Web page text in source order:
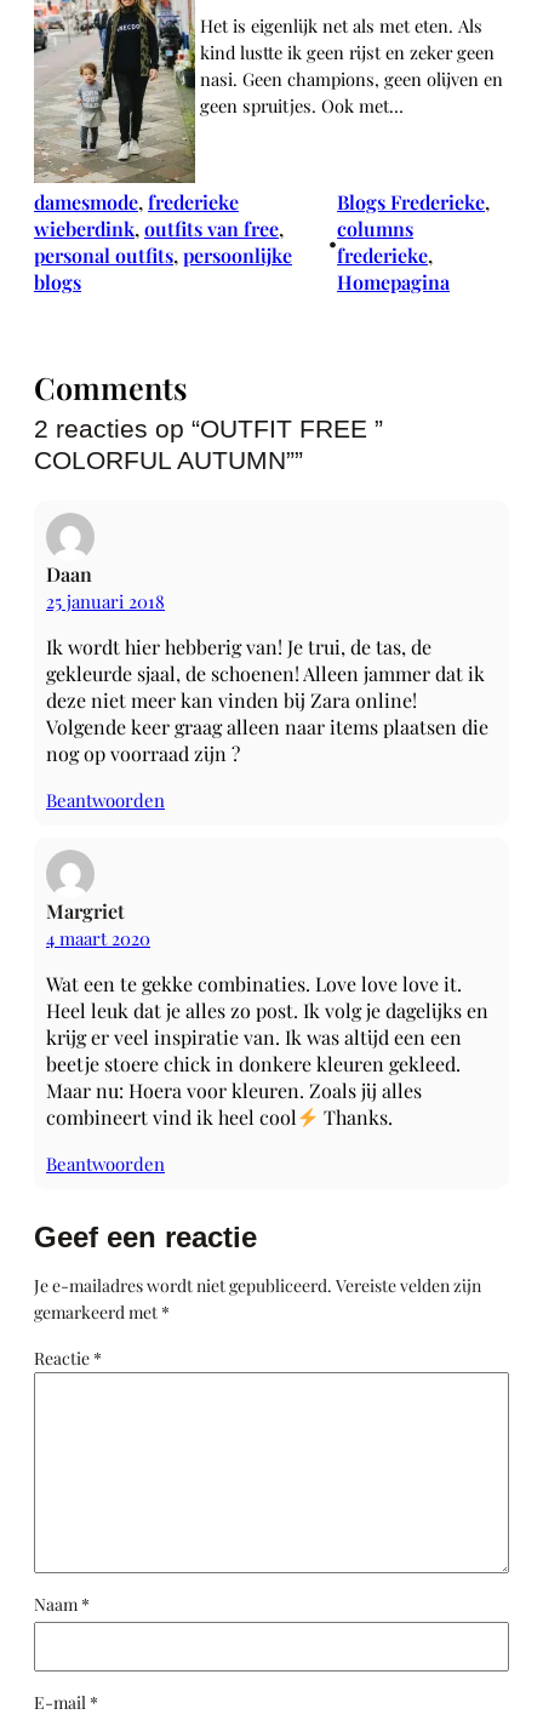
Het is eigenlijk net als met eten. Als
kind lustte ik geen rijst en zeker geen
nasi. Geen champions, geen olijven en
geen spruitjes. Ook met…
damesmode, frederieke
wieberdink, outfits van free
personal outfits, persoonlijke
blogs
•
Blogs Frederieke
columns
frederieke
Homepagina
Comments
2 reacties op “OUTFIT FREE ”
COLORFUL AUTUMN””
Daan
25 januari 2018
Ik wordt hier hebberig van! Je trui, de tas, de
gekleurde sjaal, de schoenen! Alleen jammer dat ik
deze niet meer kan vinden bij Zara online!
Volgende keer graag alleen naar items plaatsen die
nog op voorraad zijn ?
Beantwoorden
Margriet
4 maart 2020
Wat een te gekke combinaties. Love love love it.
Heel leuk dat je alles zo post. Ik volg je dagelijks en
krijg er veel inspiratie van. Ik was altijd een een
beetje stoere chick in donkere kleuren gekleed.
Maar nu: Hoera voor kleuren. Zoals jij alles
combineert vind ik heel cool
Thanks.
Beantwoorden
Geef een reactie
Je e-mailadres wordt niet gepubliceerd. Vereiste velden zijn
gemarkeerd met *
Reactie *
Naam *
E-mail *